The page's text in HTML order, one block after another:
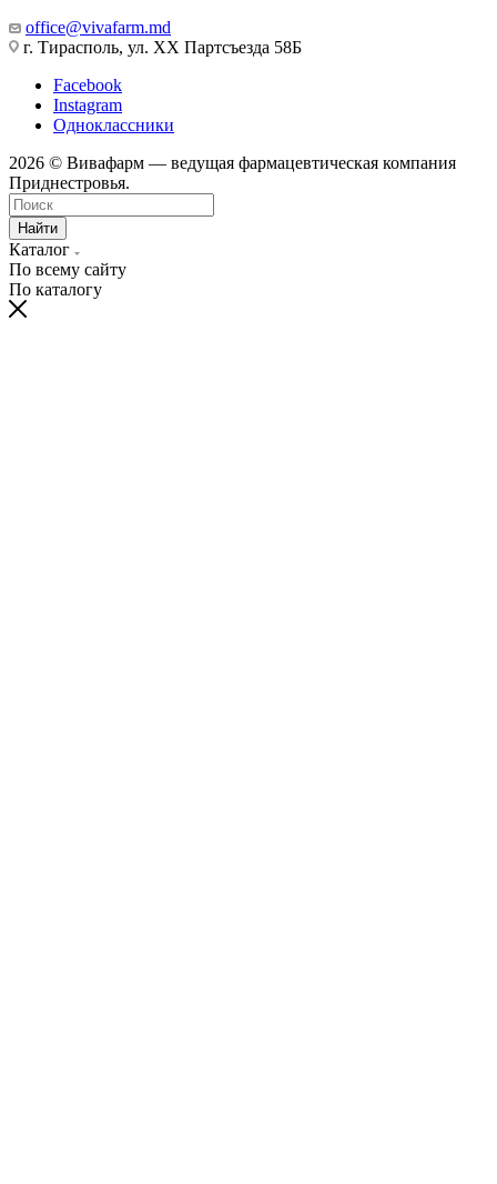
office@vivafarm.md
г. Тирасполь, ул. ХХ Партсъезда 58Б
Facebook
Instagram
Одноклассники
2026 © Вивафарм — ведущая фармацевтическая компания
Приднестровья.
Найти
Каталог
По всему сайту
По каталогу